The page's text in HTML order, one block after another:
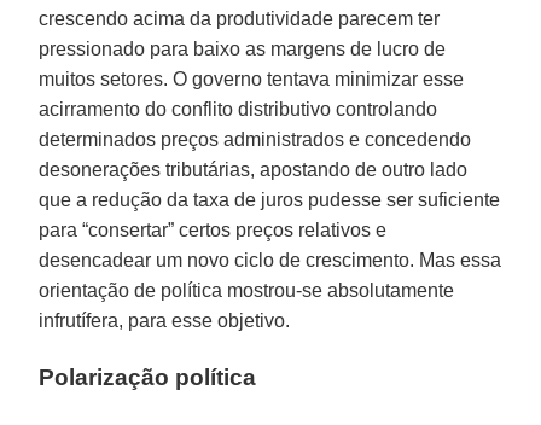
crescendo acima da produtividade parecem ter
pressionado para baixo as margens de lucro de
muitos setores. O governo tentava minimizar esse
acirramento do conflito distributivo controlando
determinados preços administrados e concedendo
desonerações tributárias, apostando de outro lado
que a redução da taxa de juros pudesse ser suficiente
para “consertar” certos preços relativos e
desencadear um novo ciclo de crescimento. Mas essa
orientação de política mostrou-se absolutamente
infrutífera, para esse objetivo.
Polarização política